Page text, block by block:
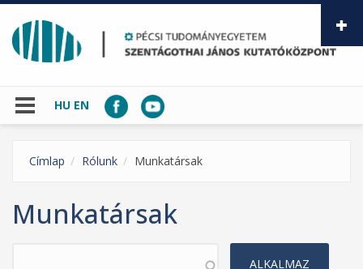
Ugrás a tartalomra
HU EN
Címlap Rólunk Munkatársak
Munkatársak